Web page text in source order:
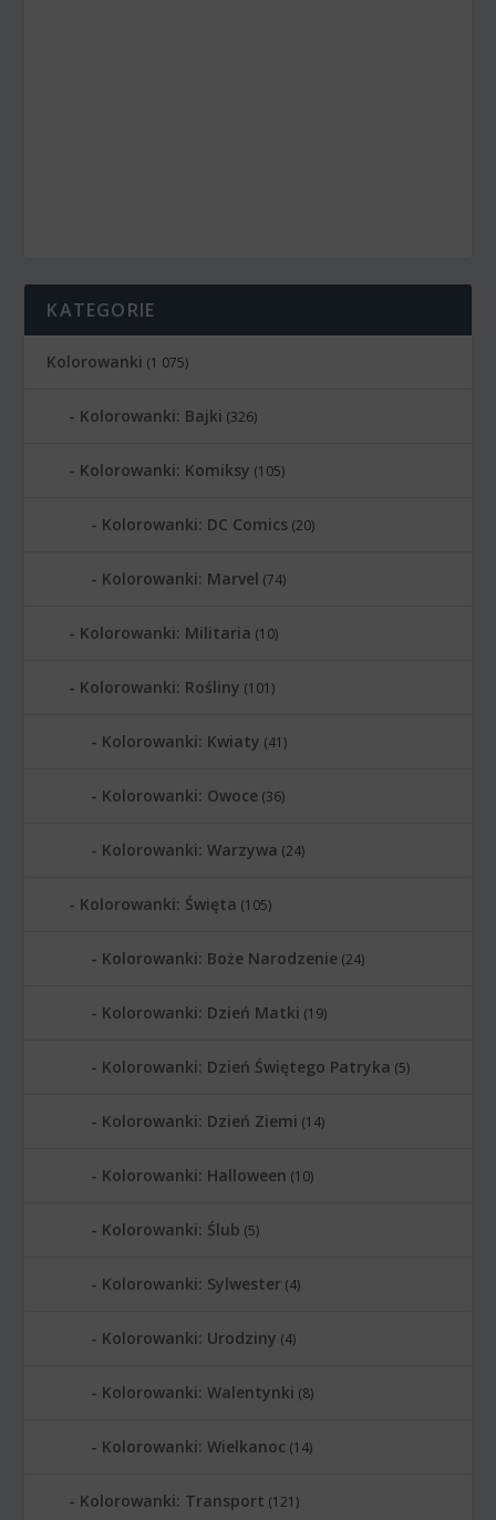
KATEGORIE
Kolorowanki (1 075)
Kolorowanki: Bajki (326)
Kolorowanki: Komiksy (105)
Kolorowanki: DC Comics (20)
Kolorowanki: Marvel (74)
Kolorowanki: Militaria (10)
Kolorowanki: Rośliny (101)
Kolorowanki: Kwiaty (41)
Kolorowanki: Owoce (36)
Kolorowanki: Warzywa (24)
Kolorowanki: Święta (105)
Kolorowanki: Boże Narodzenie (24)
Kolorowanki: Dzień Matki (19)
Kolorowanki: Dzień Świętego Patryka (5)
Kolorowanki: Dzień Ziemi (14)
Kolorowanki: Halloween (10)
Kolorowanki: Ślub (5)
Kolorowanki: Sylwester (4)
Kolorowanki: Urodziny (4)
Kolorowanki: Walentynki (8)
Kolorowanki: Wielkanoc (14)
Kolorowanki: Transport (121)